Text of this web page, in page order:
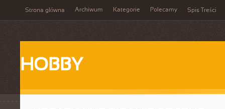
Strona główna Archiwum Kategorie Polecamy Spis Treści
HOBBY